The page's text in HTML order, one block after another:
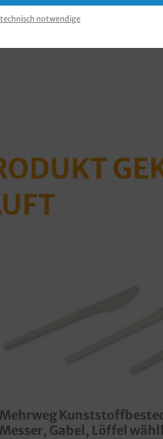
Mehrweg
Messer, Gabel, Löffel
notwendige